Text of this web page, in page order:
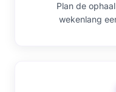
Plan de
wekenlang